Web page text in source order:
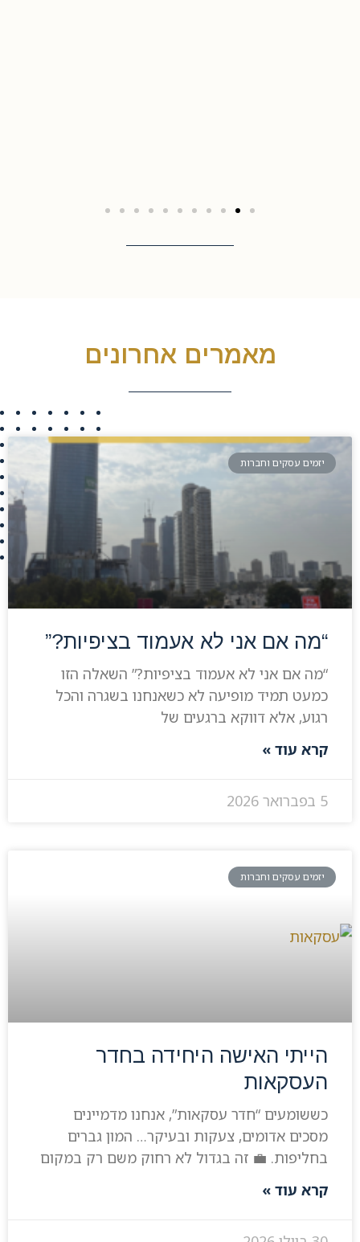
מאמרים אחרונים
יזמים עסקים וחברות
“מה אם אני לא אעמוד בציפיות?”
“מה אם אני לא אעמוד בציפיות?” השאלה הזו
כמעט תמיד מופיעה לא כשאנחנו בשגרה והכל
רגוע, אלא דווקא ברגעים של
קרא עוד »
5 בפברואר 2026
יזמים עסקים וחברות
הייתי האישה היחידה בחדר
העסקאות
כששומעים “חדר עסקאות”, אנחנו מדמיינים
מסכים אדומים, צעקות ובעיקר… המון גברים
בחליפות. 💼 זה בגדול לא רחוק משם רק במקום
קרא עוד »